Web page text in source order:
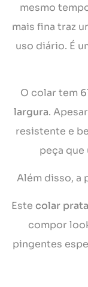
mesmo
mais fina traz
uso diário. É
O colar tem
largura.
resistente e
peça
Além disso, a
Este colar
compor
pingentes